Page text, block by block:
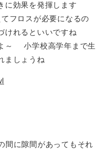
に効果を発揮します
フロスが必要になるの
けれるといいですね
～
小学校高学年まで生
ましょうね
間に隙間があってもそれ